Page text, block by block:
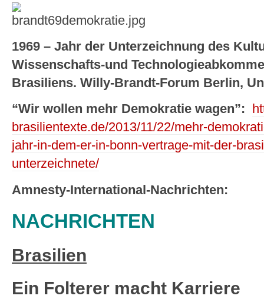
1969 – Jahr der Unterzeichnung des
Wissenschafts-und
Brasiliens. Willy-Brandt-Forum Berlin,
“Wir wollen mehr Demokratie wagen”:
brasilientexte.de/2013/11/22/mehr-
jahr-in-dem-er-in-bonn-vertrage-mit-der-
unterzeichnete/
Amnesty-International-Nachrichten:
NACHRICHTEN
Brasilien
Ein Folterer macht Karriere